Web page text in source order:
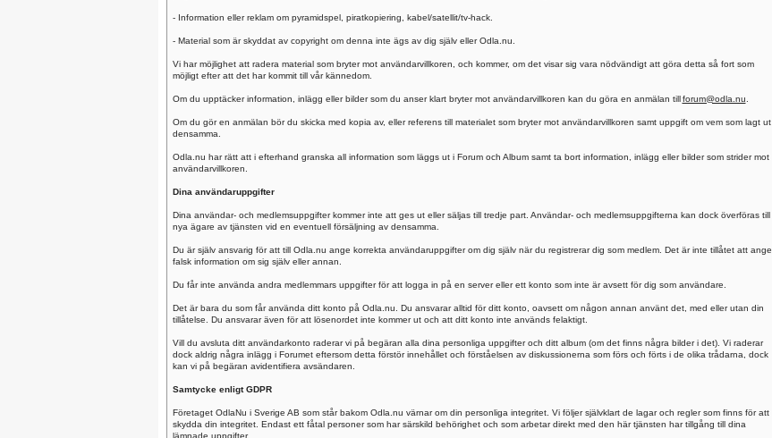
- Information eller reklam om pyramidspel, piratkopiering, kabel/satellit/tv-hack.
- Material som är skyddat av copyright om denna inte ägs av dig själv eller Odla.nu.
Vi har möjlighet att radera material som bryter mot användarvillkoren, och kommer, om det visar sig vara nödvändigt att göra detta så fort som
möjligt efter att det har kommit till vår kännedom.
Om du upptäcker information, inlägg eller bilder som du anser klart bryter mot användarvillkoren kan du göra en anmälan tillforum@odla.nu
Om du gör en anmälan bör du skicka med kopia av, eller referens till materialet som bryter mot användarvillkoren samt uppgift om vem som lagt ut
densamma.
Odla.nu har rätt att i efterhand granska all information som läggs ut i Forum och Album samt ta bort information, inlägg eller bilder som strider mot
användarvillkoren.
Dina användaruppgifter
Dina användar- och medlemsuppgifter kommer inte att ges ut eller säljas till tredje part. Användar- och medlemsuppgifterna kan dock överföras till
nya ägare av tjänsten vid en eventuell försäljning av densamma.
Du är själv ansvarig för att till Odla.nu ange korrekta användaruppgifter om dig själv när du registrerar dig som medlem. Det är inte tillåtet att ange
falsk information om sig själv eller annan.
Du får inte använda andra medlemmars uppgifter för att logga in på en server eller ett konto som inte är avsett för dig som användare.
Det är bara du som får använda ditt konto på Odla.nu. Du ansvarar alltid för ditt konto, oavsett om någon annan använt det, med eller utan din
tillåtelse. Du ansvarar även för att lösenordet inte kommer ut och att ditt konto inte används felaktigt.
Vill du avsluta ditt användarkonto raderar vi på begäran alla dina personliga uppgifter och ditt album (om det finns några bilder i det). Vi raderar
dock aldrig några inlägg i Forumet eftersom detta förstör innehållet och förståelsen av diskussionerna som förs och förts i de olika trådarna, dock
kan vi på begäran avidentifiera avsändaren.
Samtycke enligt GDPR
Företaget OdlaNu i Sverige AB som står bakom Odla.nu värnar om din personliga integritet. Vi följer självklart de lagar och regler som finns för att
skydda din integritet. Endast ett fåtal personer som har särskild behörighet och som arbetar direkt med den här tjänsten har tillgång till dina
lämnade uppgifter.